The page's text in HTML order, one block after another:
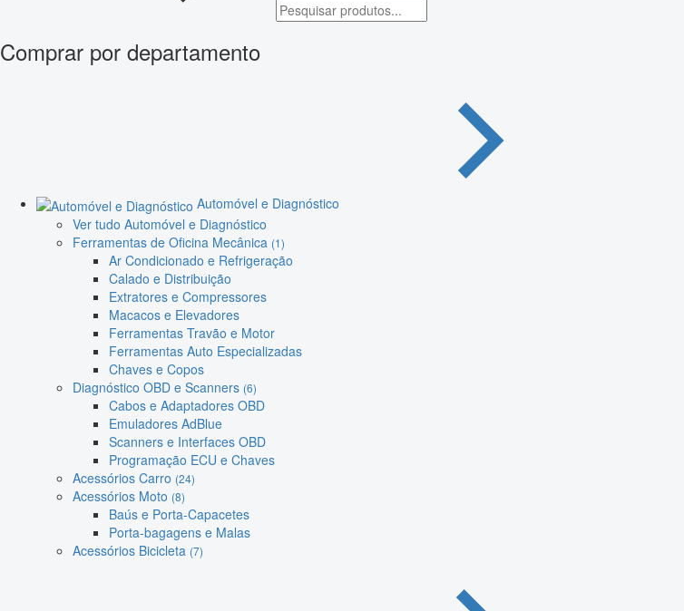
Comprar por departamento
Automóvel e Diagnóstico
Ver tudo Automóvel e Diagnóstico
Ferramentas de Oficina Mecânica (1)
Ar Condicionado e Refrigeração
Calado e Distribuição
Extratores e Compressores
Macacos e Elevadores
Ferramentas Travão e Motor
Ferramentas Auto Especializadas
Chaves e Copos
Diagnóstico OBD e Scanners (6)
Cabos e Adaptadores OBD
Emuladores AdBlue
Scanners e Interfaces OBD
Programação ECU e Chaves
Acessórios Carro (24)
Acessórios Moto (8)
Baús e Porta-Capacetes
Porta-bagagens e Malas
Acessórios Bicicleta (7)